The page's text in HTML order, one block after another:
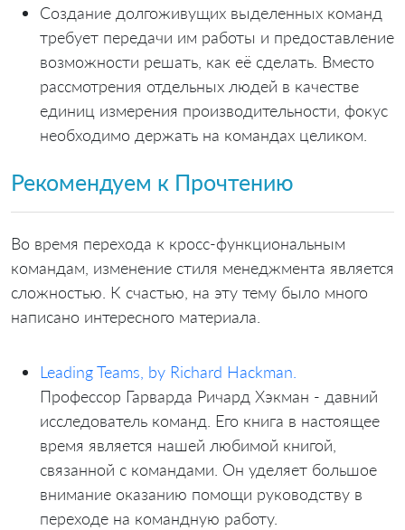
Создание долгоживущих выделенных команд
требует передачи им работы и предоставление
возможности решать, как её сделать. Вместо
рассмотрения отдельных людей в качестве
единиц измерения производительности, фокус
необходимо держать на командах целиком.
Рекомендуем к Прочтению
Во время перехода к кросс-функциональным
командам, изменение стиля менеджмента является
сложностью. К счастью, на эту тему было много
написано интересного материала.
Leading Teams, by Richard Hackman.
Профессор Гарварда Ричард Хэкман - давний
исследователь команд. Его книга в настоящее
время является нашей любимой книгой,
связанной с командами. Он уделяет большое
внимание оказанию помощи руководству в
переходе на командную работу.